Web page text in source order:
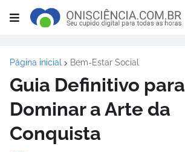
Página inicial Bem-Estar Social
Guia Definitivo para
Dominar a Arte da
Conquista